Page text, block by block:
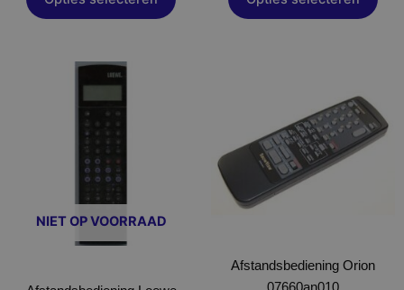
NIET OP VOORRAAD
Afstandsbediening Orion
heeft
meerdere
variaties.
Deze
worden